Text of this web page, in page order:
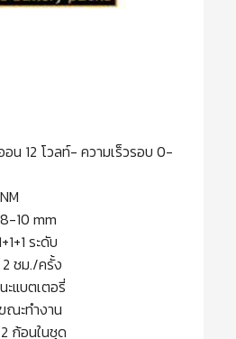
อน 12 โวลท์- ความเร็วรอบ 0-
10 mm
ระดับ
2 ชม./ครั้ง
แบตเตอรี่
ณะทำงาน
ก้อนในชุด